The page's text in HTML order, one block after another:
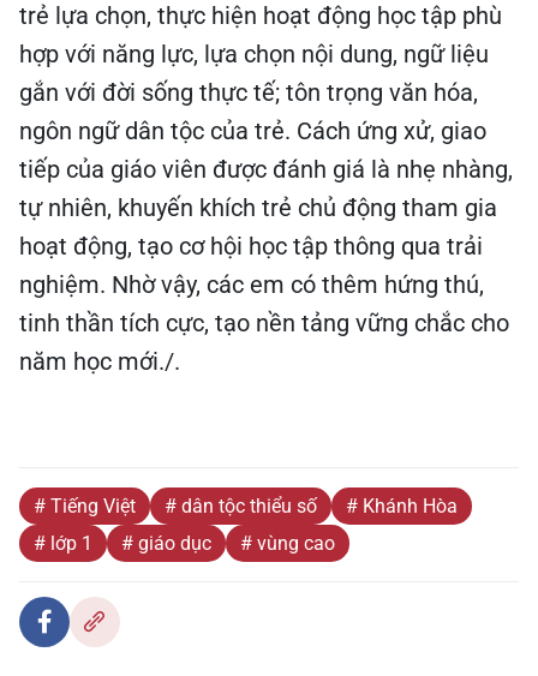
trẻ lựa chọn, thực hiện hoạt động học tập phù
hợp với năng lực, lựa chọn nội dung, ngữ liệu
gắn với đời sống thực tế; tôn trọng văn hóa,
ngôn ngữ dân tộc của trẻ. Cách ứng xử, giao
tiếp của giáo viên được đánh giá là nhẹ nhàng,
tự nhiên, khuyến khích trẻ chủ động tham gia
hoạt động, tạo cơ hội học tập thông qua trải
nghiệm. Nhờ vậy, các em có thêm hứng thú,
tinh thần tích cực, tạo nền tảng vững chắc cho
năm học mới./.
# Tiếng Việt # dân tộc thiểu số
# Khánh Hòa
# lớp 1
# giáo dục # vùng cao